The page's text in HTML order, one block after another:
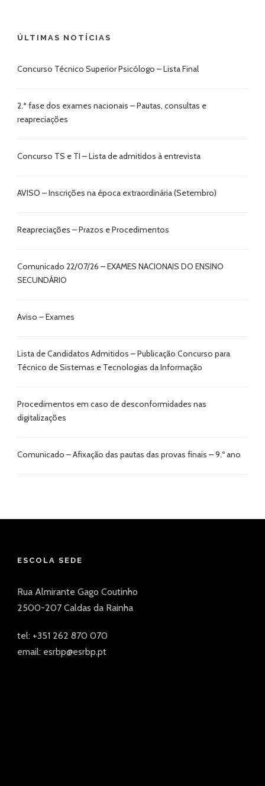
ÚLTIMAS NOTÍCIAS
Concurso Técnico Superior Psicólogo – Lista Final
2.ª fase dos exames nacionais – Pautas, consultas e
reapreciações
Concurso TS e TI – Lista de admitidos à entrevista
AVISO – Inscrições na época extraordinária (Setembro)
Reapreciações – Prazos e Procedimentos
Comunicado 22/07/26 – EXAMES NACIONAIS DO ENSINO
SECUNDÁRIO
Aviso – Exames
Lista de Candidatos Admitidos – Publicação Concurso para
Técnico de Sistemas e Tecnologias da Informação
Procedimentos em caso de desconformidades nas
digitalizações
Comunicado – Afixação das pautas das provas finais – 9.º ano
ESCOLA SEDE
Rua Almirante Gago Coutinho
2500-207 Caldas da Rainha
tel: +351 262 870 070
email: esrbp@esrbp.pt